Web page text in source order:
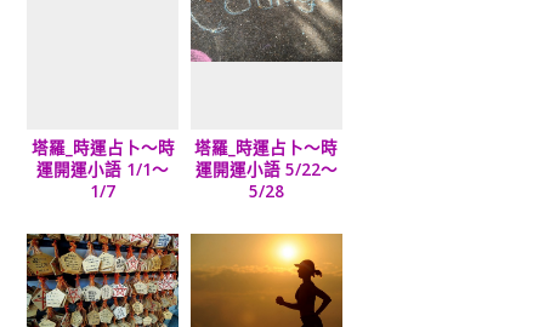
塔羅_時運占卜～時
運開運小語 1/1～
1/7
塔羅_時運占卜～時
運開運小語 5/22～
5/28